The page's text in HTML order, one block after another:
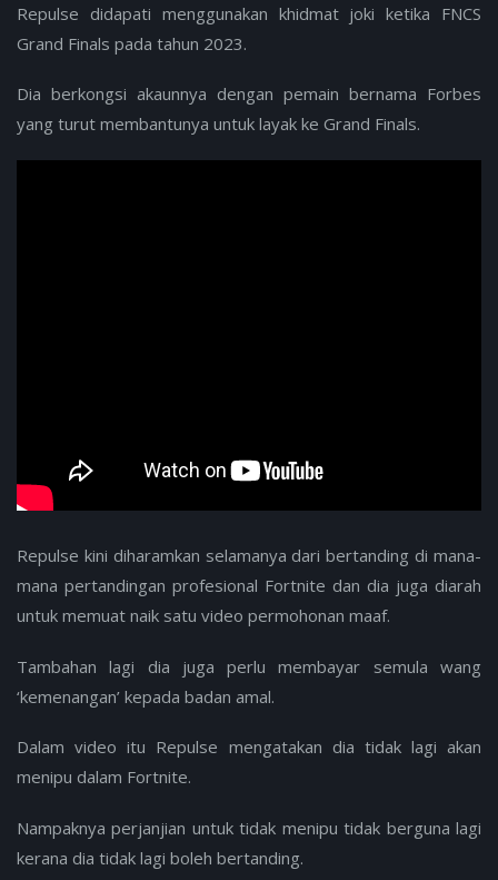
Repulse didapati menggunakan khidmat joki ketika FNCS
Grand Finals pada tahun 2023.
Dia berkongsi akaunnya dengan pemain bernama Forbes
yang turut membantunya untuk layak ke Grand Finals.
Repulse kini diharamkan selamanya dari bertanding di mana-
mana pertandingan profesional Fortnite dan dia juga diarah
untuk memuat naik satu video permohonan maaf.
Tambahan lagi dia juga perlu membayar semula wang
‘kemenangan’ kepada badan amal.
Dalam video itu Repulse mengatakan dia tidak lagi akan
menipu dalam Fortnite.
Nampaknya perjanjian untuk tidak menipu tidak berguna lagi
kerana dia tidak lagi boleh bertanding.